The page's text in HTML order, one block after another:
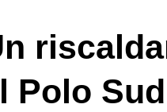
Polo